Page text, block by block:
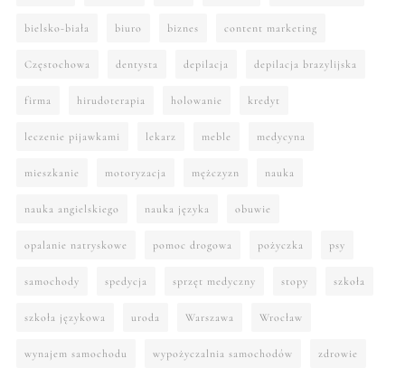
bielsko-biała biuro biznes content marketing
Częstochowa dentysta depilacja depilacja brazylijska
firma hirudoterapia holowanie kredyt
leczenie pijawkami lekarz meble medycyna
mieszkanie motoryzacja mężczyzn nauka
nauka angielskiego nauka języka obuwie
opalanie natryskowe pomoc drogowa pożyczka psy
samochody spedycja sprzęt medyczny stopy szkoła
szkoła językowa uroda Warszawa Wrocław
wynajem samochodu wypożyczalnia samochodów zdrowie